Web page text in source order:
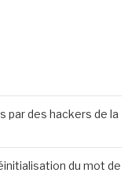
par des hackers de la
du mot de